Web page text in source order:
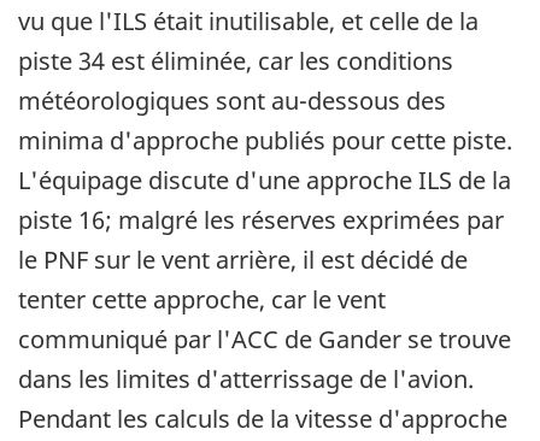
vu que l'ILS était inutilisable, et celle de la
piste 34 est éliminée, car les conditions
météorologiques sont au-dessous des
minima d'approche publiés pour cette piste.
L'équipage discute d'une approche ILS de la
piste 16; malgré les réserves exprimées par
le PNF sur le vent arrière, il est décidé de
tenter cette approche, car le vent
communiqué par l'ACC de Gander se trouve
dans les limites d'atterrissage de l'avion.
Pendant les calculs de la vitesse d'approche